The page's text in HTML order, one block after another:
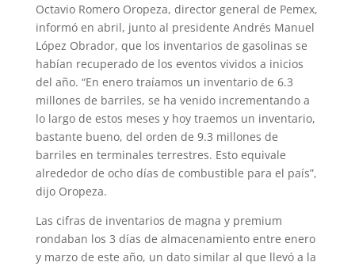
Octavio Romero Oropeza, director general de Pemex,
informó en abril, junto al presidente Andrés Manuel
López Obrador, que los inventarios de gasolinas se
habían recuperado de los eventos vividos a inicios
del año. “En enero traíamos un inventario de 6.3
millones de barriles, se ha venido incrementando a
lo largo de estos meses y hoy traemos un inventario,
bastante bueno, del orden de 9.3 millones de
barriles en terminales terrestres. Esto equivale
alrededor de ocho días de combustible para el país”,
dijo Oropeza.
Las cifras de inventarios de magna y premium
rondaban los 3 días de almacenamiento entre enero
y marzo de este año, un dato similar al que llevó a la